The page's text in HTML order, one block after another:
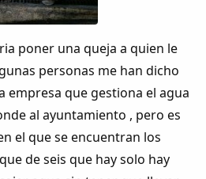
poner una queja a quien le
personas me han dicho
empresa que gestiona el agua
al ayuntamiento , pero es
el que se encuentran los
de seis que hay solo hay